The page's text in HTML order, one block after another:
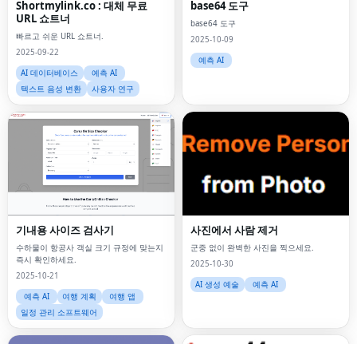
Shortmylink.co : 대체 무료
URL 쇼트너
빠르고 쉬운 URL 쇼트너.
2025-09-22
AI 데이터베이스
예측 AI
텍스트 음성 변환
사용자 연구
base64 도구
base64 도구
2025-10-09
예측 AI
기내용 사이즈 검사기
수하물이 항공사 객실 크기 규정에 맞는지
즉시 확인하세요.
2025-10-21
예측 AI
여행 계획
여행 앱
일정 관리 소프트웨어
사진에서 사람 제거
군중 없이 완벽한 사진을 찍으세요.
2025-10-30
AI 생성 예술
예측 AI